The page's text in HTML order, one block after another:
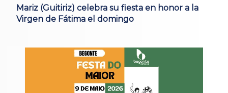
Mariz (Guitiriz) celebra su fiesta en honor a la
Virgen de Fátima el domingo